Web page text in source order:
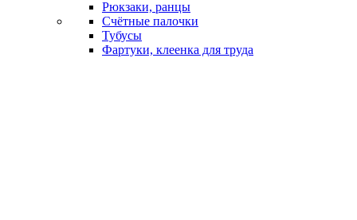
Рюкзаки, ранцы
Счётные палочки
Тубусы
Фартуки, клеенка для труда